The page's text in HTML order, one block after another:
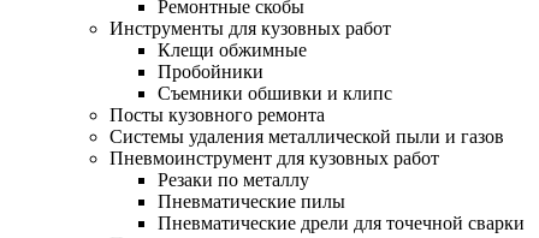
Ремонтные скобы
Инструменты для кузовных работ
Клещи обжимные
Пробойники
Съемники обшивки и клипс
Посты кузовного ремонта
Системы удаления металлической пыли и газов
Пневмоинструмент для кузовных работ
Резаки по металлу
Пневматические пилы
Пневматические дрели для точечной сварки